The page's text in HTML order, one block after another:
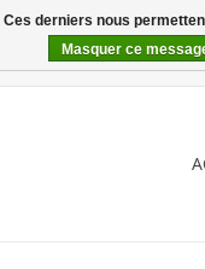
derniers nous
Masquer ce